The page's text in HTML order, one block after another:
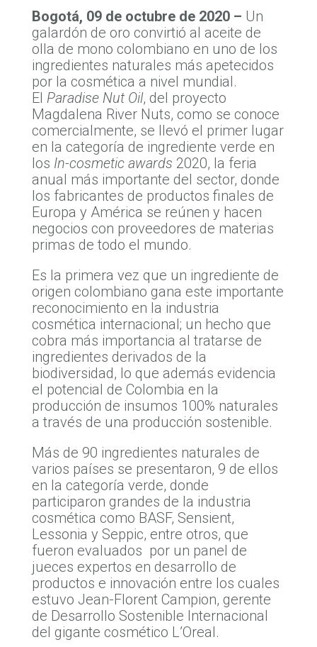
Bogotá, 09 de octubre de 2020 – Un
galardón de oro convirtió al aceite de
olla de mono colombiano en uno de los
ingredientes naturales más apetecidos
por la cosmética a nivel mundial.
El Paradise Nut Oil, del proyecto
Magdalena River Nuts, como se conoce
comercialmente, se llevó el primer lugar
en la categoría de ingrediente verde en
los In-cosmetic awards 2020, la feria
anual más importante del sector, donde
los fabricantes de productos finales de
Europa y América se reúnen y hacen
negocios con proveedores de materias
primas de todo el mundo.
Es la primera vez que un ingrediente de
origen colombiano gana este importante
reconocimiento en la industria
cosmética internacional; un hecho que
cobra más importancia al tratarse de
ingredientes derivados de la
biodiversidad, lo que además evidencia
el potencial de Colombia en la
producción de insumos 100% naturales
a través de una producción sostenible.
Más de 90 ingredientes naturales de
varios países se presentaron, 9 de ellos
en la categoría verde, donde
participaron grandes de la industria
cosmética como BASF, Sensient,
Lessonia y Seppic, entre otros, que
fueron evaluados por un panel de
jueces expertos en desarrollo de
productos e innovación entre los cuales
estuvo Jean-Florent Campion, gerente
de Desarrollo Sostenible Internacional
del gigante cosmético L’Oreal.